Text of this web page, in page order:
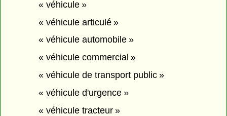
« véhicule »
« véhicule articulé »
« véhicule automobile »
« véhicule commercial »
« véhicule de transport public »
« véhicule d'urgence »
« véhicule tracteur »